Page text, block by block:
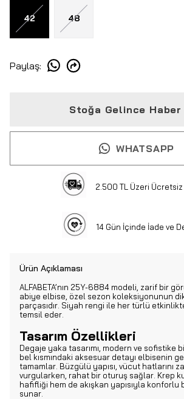
42 48
Paylaş:
Stoğa Gelince Haber
WHATSAPP
2.500 TL Üzeri
14 Gün İçinde İade ve
Ürün Açıklaması
ALFABETA’nın 25Y-6884 modeli, zarif bir
abiye elbise, özel sezon koleksiyonunun
parçasıdır. Siyah rengi ile her türlü
temsil eder.
Tasarım Özellikleri
Degaje yaka tasarımı, modern ve sofistike
bel kısmındaki aksesuar detayı elbisenin
tamamlar. Büzgülü yapısı, vücut hatlarını
vurgularken, rahat bir oturuş sağlar. Krep
hafifliği hem de akışkan yapısıyla konforlu
sunar.